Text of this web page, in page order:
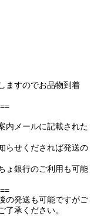
すのでお品物到着
メールに記載された
せくだされば発送の
銀行のご利用も可能
の発送も可能ですがご
了承ください。